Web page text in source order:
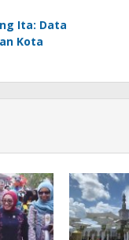
Ita: Data
Kota